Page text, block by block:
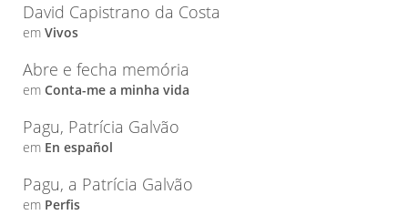
David Capistrano da Costa
em Vivos
Abre e fecha memória
em Conta-me a minha vida
Pagu, Patrícia Galvão
em En español
Pagu, a Patrícia Galvão
em Perfis